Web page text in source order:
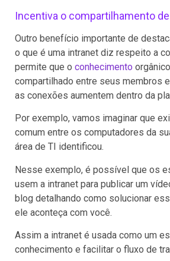
Incentiva o compartilhamento
Outro benefício importante de
o que é uma intranet diz respeito a
permite que o conhecimento
compartilhado entre seus membros
as conexões aumentem dentro da
Por exemplo, vamos imaginar que
comum entre os computadores da
área de TI identificou.
Nesse exemplo, é possível que os
usem a intranet para publicar um
blog detalhando como solucionar
ele aconteça com você.
Assim a intranet é usada como um
conhecimento e facilitar o fluxo de